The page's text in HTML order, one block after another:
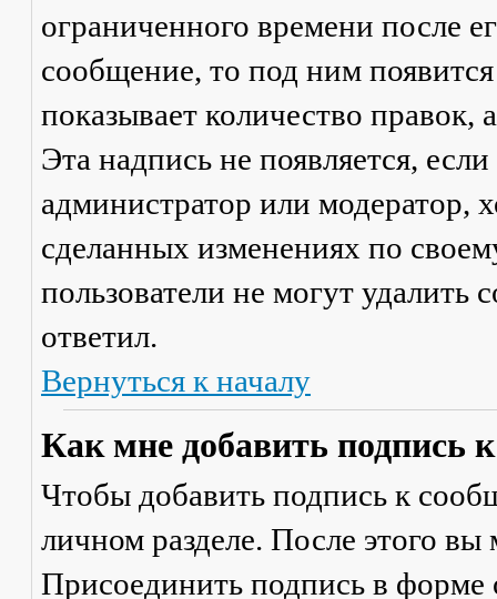
ограниченного времени после
сообщение, то под ним
показывает количество правок,
Эта надпись не появляется,
администратор или модератор,
сделанных изменениях по
пользователи не могут удалить
ответил.
Вернуться к началу
Как мне добавить подпись
Чтобы добавить подпись к
личном разделе. После этого
Присоединить подпись в форме